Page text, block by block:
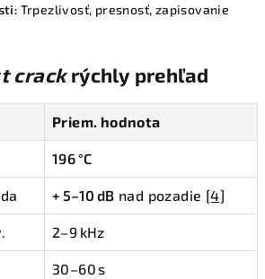
Trpezlivosť, presnosť, zapisovanie
crackrýchly prehľad
Priem. hodnota
196 °C
+ 5–10 dB nad pozadie [4]
2–9 kHz
30–60 s